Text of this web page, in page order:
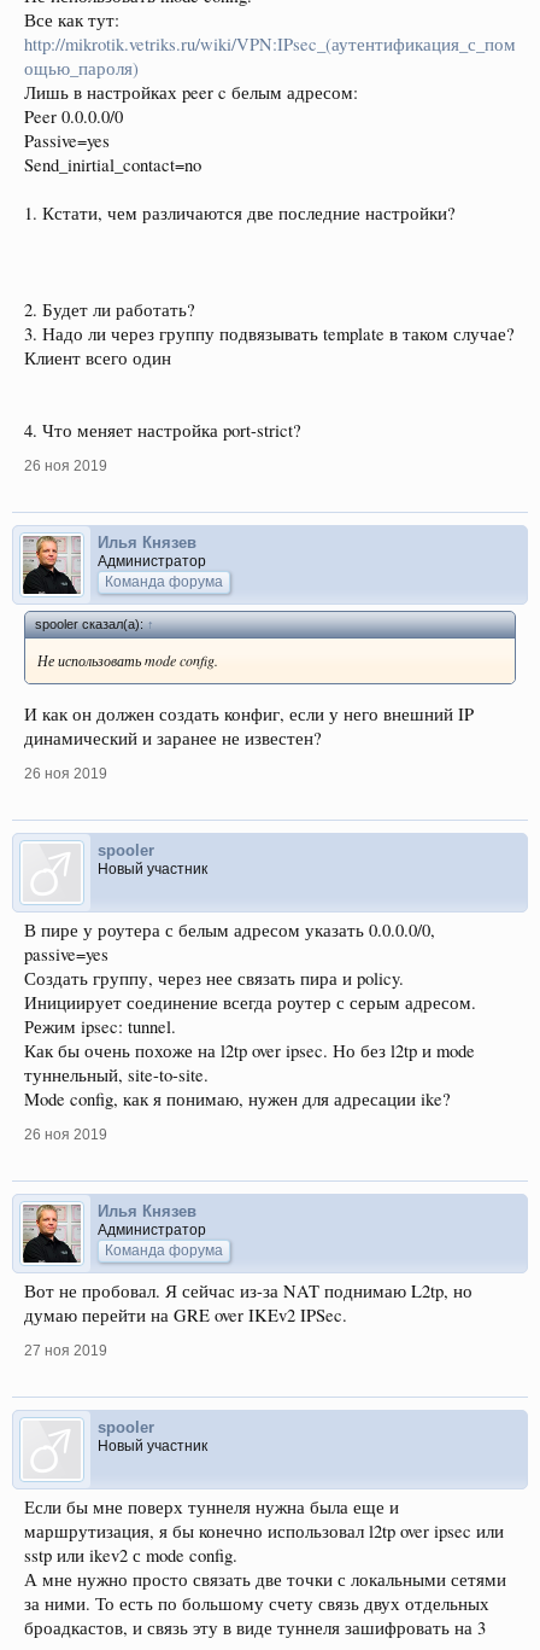
Все как тут:
http://mikrotik.vetriks.ru/wiki/VPN:IPsec_(аутентификация_с_пом
ощью_пароля)
Лишь в настройках peer c белым адресом:
Peer 0.0.0.0/0
Passive=yes
Send_inirtial_contact=no
1. Кстати, чем различаются две последние настройки?
2. Будет ли работать?
3. Надо ли через группу подвязывать template в таком случае?
Клиент всего один
4. Что меняет настройка port-strict?
26 ноя 2019
Илья Князев
Администратор
Команда форума
spooler сказал(а):↑
Не использовать mode config.
И как он должен создать конфиг, если у него внешний IP
динамический и заранее не известен?
26 ноя 2019
spooler
Новый участник
В пире у роутера с белым адресом указать 0.0.0.0/0,
passive=yes
Создать группу, через нее связать пира и policy.
Инициирует соединение всегда роутер с серым адресом.
Режим ipsec: tunnel.
Как бы очень похоже на l2tp over ipsec. Но без l2tp и mode
туннельный, site-to-site.
Mode config, как я понимаю, нужен для адресации ike?
26 ноя 2019
Илья Князев
Администратор
Команда форума
Вот не пробовал. Я сейчас из-за NAT поднимаю L2tp, но
думаю перейти на GRE over IKEv2 IPSec.
27 ноя 2019
spooler
Новый участник
Если бы мне поверх туннеля нужна была еще и
маршрутизация, я бы конечно использовал l2tp over ipsec или
sstp или ikev2 с mode config.
А мне нужно просто связать две точки с локальными сетями
за ними. То есть по большому счету связь двух отдельных
броадкастов, и связь эту в виде туннеля зашифровать на 3